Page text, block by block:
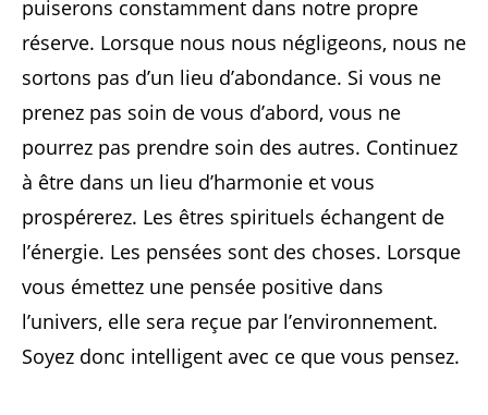
puiserons constamment dans notre propre
réserve. Lorsque nous nous négligeons, nous ne
sortons pas d’un lieu d’abondance. Si vous ne
prenez pas soin de vous d’abord, vous ne
pourrez pas prendre soin des autres. Continuez
à être dans un lieu d’harmonie et vous
prospérerez. Les êtres spirituels échangent de
l’énergie. Les pensées sont des choses. Lorsque
vous émettez une pensée positive dans
l’univers, elle sera reçue par l’environnement.
Soyez donc intelligent avec ce que vous pensez.